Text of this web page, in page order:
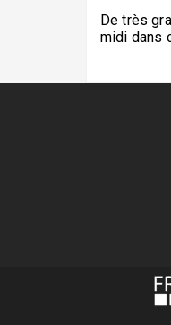
De très
midi dans